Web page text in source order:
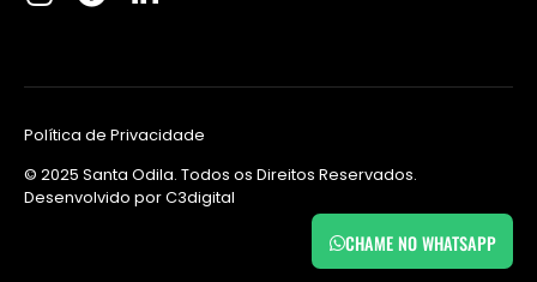
Política de Privacidade
© 2025 Santa Odila. Todos os Direitos Reservados.
Desenvolvido porC3digital
CHAME NO WHATSAPP